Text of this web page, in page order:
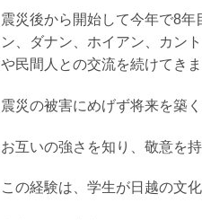
震災後から開始して今年で8
ン、ダナン、ホイアン、カン
や民間人との交流を続けてきま
震災の被害にめげず将来を築
お互いの強さを知り、敬意を
この経験は、学生が日越の文